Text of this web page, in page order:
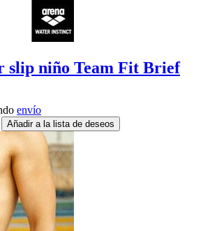
slip niño Team Fit Brief
envío